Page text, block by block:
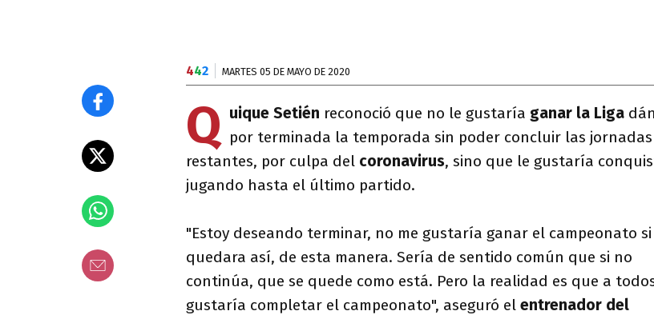
442 MARTES 05 DE MAYO DE 2020
Q uique Setién reconoció que no le gustaría ganar la Liga
por terminada la temporada sin poder concluir las jornadas
restantes, por culpa del coronavirus, sino que le gustaría
jugando hasta el último partido.
"Estoy deseando terminar, no me gustaría ganar el campeonato si
quedara así, de esta manera. Sería de sentido común que si no
continúa, que se quede como está. Pero la realidad es que a
gustaría completar el campeonato", aseguró el entrenador del